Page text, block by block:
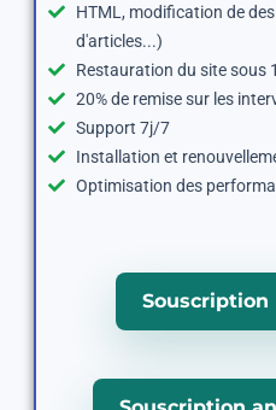
HTML, modification de
d'articles...)
Restauration du site sous
20% de remise sur les
Support 7j/7
Installation et
Optimisation des
Souscription